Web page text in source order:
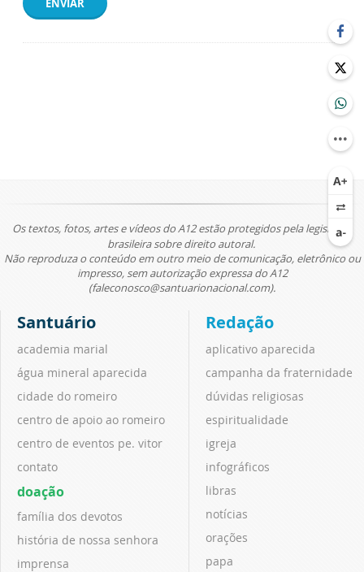
ENVIAR
Os textos, fotos, artes e vídeos do A12 estão protegidos pela legislação
brasileira sobre direito autoral.
Não reproduza o conteúdo em outro meio de comunicação, eletrônico ou
impresso, sem autorização expressa do A12
(faleconosco@santuarionacional.com).
Santuário
academia marial
água mineral aparecida
cidade do romeiro
centro de apoio ao romeiro
centro de eventos pe. vitor
contato
doação
família dos devotos
história de nossa senhora
imprensa
Redação
aplicativo aparecida
campanha da fraternidade
dúvidas religiosas
espiritualidade
igreja
infográficos
libras
notícias
orações
papa